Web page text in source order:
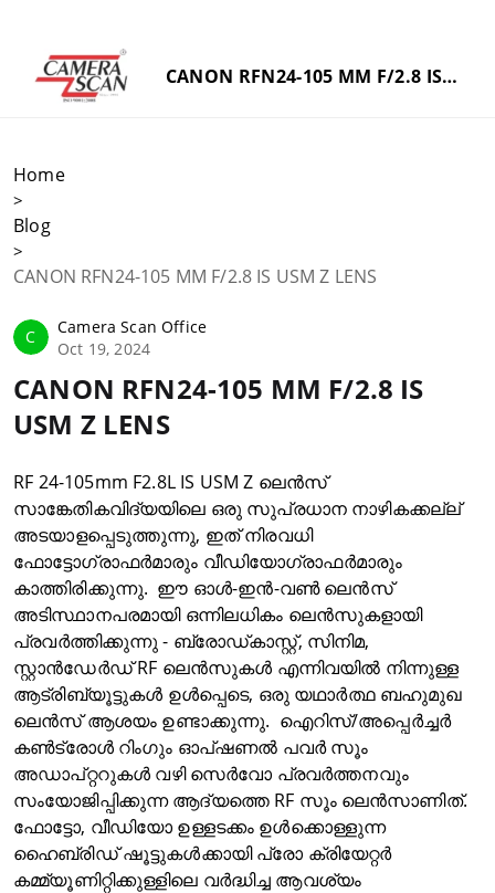
CANON RFN24-105 MM F/2.8 IS
Home
>
Blog
>
CANON RFN24-105 MM F/2.8 IS USM Z LENS
C
Camera Scan Office
Oct 19, 2024
CANON RFN24-105 MM F/2.8 IS
USM Z LENS
RF 24-105mm F2.8L IS USM Z ലെൻസ്
സാങ്കേതികവിദ്യയിലെ ഒരു സുപ്രധാന നാഴികക്കല്ല്
അടയാളപ്പെടുത്തുന്നു, ഇത് നിരവധി
ഫോട്ടോഗ്രാഫർമാരും വീഡിയോഗ്രാഫർമാരും
കാത്തിരിക്കുന്നു. ഈ ഓൾ-ഇൻ-വൺ ലെൻസ്
അടിസ്ഥാനപരമായി ഒന്നിലധികം ലെൻസുകളായി
പ്രവർത്തിക്കുന്നു - ബ്രോഡ്‌കാസ്റ്റ്, സിനിമ,
സ്റ്റാൻഡേർഡ് RF ലെൻസുകൾ എന്നിവയിൽ നിന്നുള്ള
ആട്രിബ്യൂട്ടുകൾ ഉൾപ്പെടെ, ഒരു യഥാർത്ഥ ബഹുമുഖ
ലെൻസ് ആശയം ഉണ്ടാക്കുന്നു. ഐറിസ്/അപ്പെർച്ചർ
കൺട്രോൾ റിംഗും ഓപ്‌ഷണൽ പവർ സൂം
അഡാപ്റ്ററുകൾ വഴി സെർവോ പ്രവർത്തനവും
സംയോജിപ്പിക്കുന്ന ആദ്യത്തെ RF സൂം ലെൻസാണിത്.
ഫോട്ടോ, വീഡിയോ ഉള്ളടക്കം ഉൾക്കൊള്ളുന്ന
ഹൈബ്രിഡ് ഷൂട്ടുകൾക്കായി പ്രോ ക്രിയേറ്റർ
കമ്മ്യൂണിറ്റിക്കുള്ളിലെ വർദ്ധിച്ച ആവശ്യം